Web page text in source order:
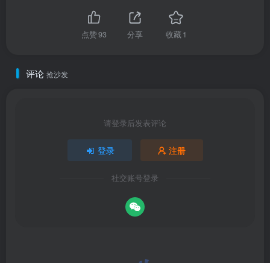
点赞93 分享 收藏1
评论 抢沙发
请登录后发表评论
登录 注册
社交账号登录